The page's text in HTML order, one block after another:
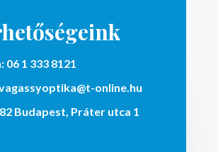
06 1 333 8121
online.hu
Budapest, Práter utca 1